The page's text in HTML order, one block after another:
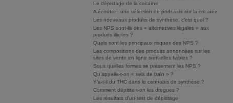
Le dépistage de la cocaïne
A écouter : une sélection de podcasts sur la cocaïne
Les nouveaux produits de synthèse, c’est quoi ?
Les NPS sont-ils des « alternatives légales » aux
produits illicites ?
Quels sont les principaux risques des NPS ?
Les compositions des produits annoncées sur les
sites de vente en ligne sont-elles fiables ?
Sous quelles formes se présentent les NPS ?
Qu’appelle-t-on « sels de bain » ?
Y’a-t-il du THC dans le cannabis de synthèse ?
Comment dépiste t-on les drogues ?
Les résultats d'un test de dépistage